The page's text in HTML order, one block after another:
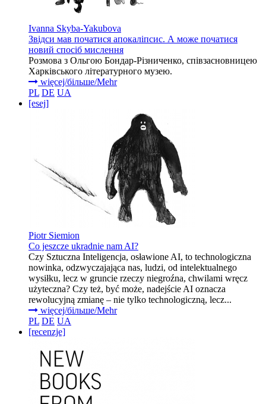
Ivanna Skyba-Yakubova
Звідси мав початися апокаліпсис. А може початися
новий спосіб мислення
Розмова з Ольгою Бондар-Різниченко, співзасновницею
Харківського літературного музею.
więcej/більше/Mehr
PL DE UA
[esej]
Piotr Siemion
Co jeszcze ukradnie nam AI?
Czy Sztuczna Inteligencja, osławione AI, to technologiczna
nowinka, odzwyczajająca nas, ludzi, od intelektualnego
wysiłku, lecz w gruncie rzeczy niegroźna, chwilami wręcz
użyteczna? Czy też, być może, nadejście AI oznacza
rewolucyjną zmianę – nie tylko technologiczną, lecz...
więcej/більше/Mehr
PL DE UA
[recenzje]